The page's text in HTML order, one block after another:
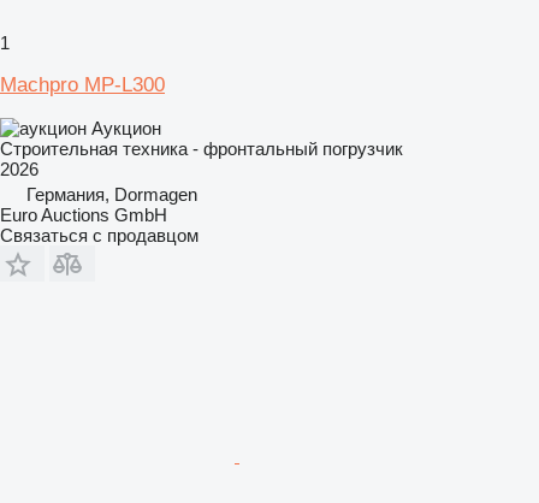
1
Machpro MP-L300
Аукцион
Строительная техника - фронтальный погрузчик
2026
Германия, Dormagen
Euro Auctions GmbH
Связаться с продавцом